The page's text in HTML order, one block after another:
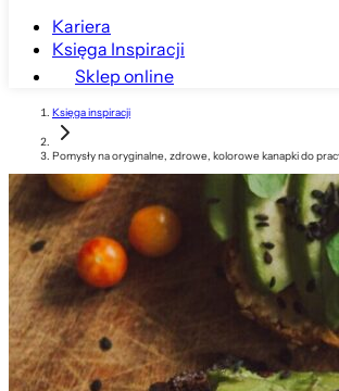
Kariera
Księga Inspiracji
Sklep online
Księga inspiracji
Pomysły na oryginalne, zdrowe, kolorowe kanapki do